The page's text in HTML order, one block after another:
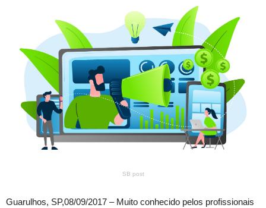
SB post
Guarulhos, SP,08/09/2017 – Muito conhecido pelos profissionais